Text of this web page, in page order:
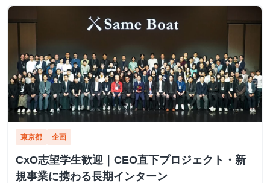
東京都 企画
CxO志望学生歓迎｜CEO直下プロジェクト・新
規事業に携わる長期インターン